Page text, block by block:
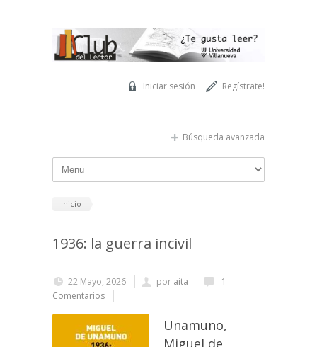
Regístrate!
Iniciar sesión
Búsqueda avanzada
Inicio
1936: la guerra incivil
22 Mayo, 2026 por aita
1
Comentarios
Unamuno,